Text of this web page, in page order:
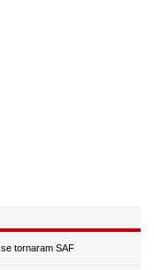
tornaram SAF